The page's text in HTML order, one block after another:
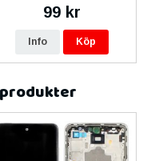
99 kr
Info Köp